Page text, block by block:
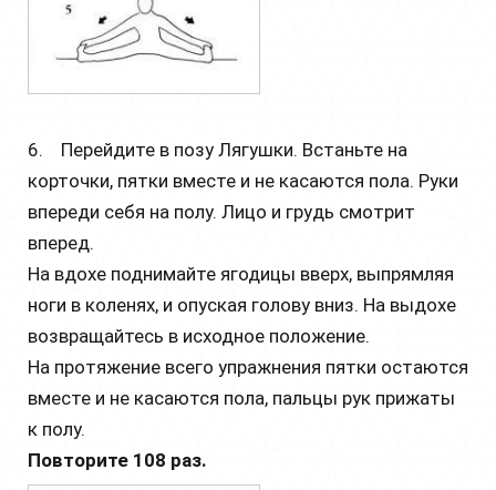
6. Перейдите в позу Лягушки. Встаньте на
корточки, пятки вместе и не касаются пола. Руки
впереди себя на полу. Лицо и грудь смотрит
вперед.
На вдохе поднимайте ягодицы вверх, выпрямляя
ноги в коленях, и опуская голову вниз. На выдохе
возвращайтесь в исходное положение.
На протяжение всего упражнения пятки остаются
вместе и не касаются пола, пальцы рук прижаты
к полу.
Повторите 108 раз.